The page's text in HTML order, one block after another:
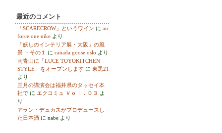
最近のコメント
「SCARECROW」というワイン に air
force one nike より
「妖しのインテリア展・大阪」の風
景 ・その１
に canada goose oslo より
南青山に「LUCE TOYOKITCHEN
STYLE」をオープンします に 東黒21
より
三月の講演会は福井県のタッセイ本
社で に エクコミュ Ｖｏｌ．０３ よ
り
アラン・デュカスがプロデュースし
た日本酒 に nabe より